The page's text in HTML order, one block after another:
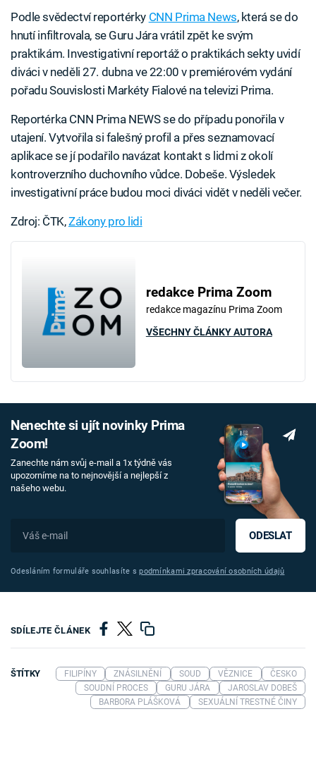
Podle svědectví reportérky CNN Prima News, která se do
hnutí infiltrovala, se Guru Jára vrátil zpět ke svým
praktikám. Investigativní reportáž o praktikách sekty uvidí
diváci v neděli 27. dubna ve 22:00 v premiérovém vydání
pořadu Souvislosti Markéty Fialové na televizi Prima.
Reportérka CNN Prima NEWS se do případu ponořila v
utajení. Vytvořila si falešný profil a přes seznamovací
aplikace se jí podařilo navázat kontakt s lidmi z okolí
kontroverzního duchovního vůdce. Dobeše. Výsledek
investigativní práce budou moci diváci vidět v neděli večer.
Zdroj: ČTK,Zákony pro lidi
redakce Prima Zoom
redakce magazínu Prima Zoom
VŠECHNY ČLÁNKY AUTORA
Nenechte si ujít novinky Prima
Zoom!
Zanechte nám svůj e-mail a 1x týdně vás
upozorníme na to nejnovější a nejlepší z
našeho webu.
ODESLAT
Odesláním formuláře souhlasíte spodmínkami zpracování osobních údajů
SDÍLEJTE ČLÁNEK
ŠTÍTKY FILIPÍNY ZNÁSILNĚNÍ SOUD VĚZNICE
ČESKO
SOUDNÍ PROCES
GURU JÁRA
JAROSLAV DOBEŠ
BARBORA PLÁŠKOVÁ
SEXUÁLNÍ TRESTNÉ ČINY